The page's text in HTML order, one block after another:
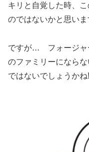
キリと自覚した時、
のではないかと思いま
ですが… フォージャ
のファミリーになら
ではないでしょうかね